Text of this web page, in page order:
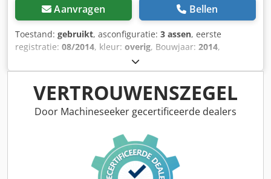
Aanvragen Bellen
Toestand: gebruikt, asconfiguratie: 3 assen, eerste
registratie: 08/2014, kleur: overig, Bouwjaar: 2014,
Leeggewicht: 4.962 kg As 1: links 10 mm, rechts 10 mm
Dcodoztb Tpopfx Ah Usk As 2: links 10 mm, rechts 10 mm
As 3: links 10 mm, rechts 10 mm Wij hebben de
mogelijkheid om trailers te stapelen!
VERTROUWENSZEGEL
Door Machineseeker gecertificeerde dealers